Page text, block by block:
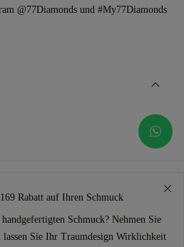
@77Diamonds und #My77Diamonds
Rabatt auf Ihren Schmuck
Schmuck? Nehmen Sie
lassen Sie Ihr Traumdesign Wirklichkeit